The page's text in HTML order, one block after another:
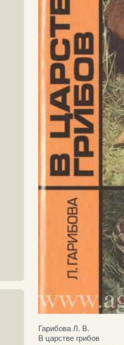
Гарибова Л. В.
В царстве грибов